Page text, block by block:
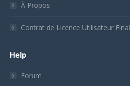
À Propos
Contrat de Licence Utilisateur Final
Help
Forum